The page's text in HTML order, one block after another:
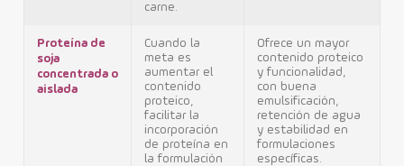
carne.
Proteína de
soja
concentrada o
aislada
Cuando la
meta es
aumentar el
contenido
proteico,
facilitar la
incorporación
de proteína en
la formulación
Ofrece un mayor
contenido proteico
y funcionalidad,
con buena
emulsificación,
retención de agua
y estabilidad en
formulaciones
específicas.